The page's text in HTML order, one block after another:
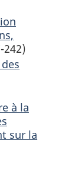
242)
à la
sur la